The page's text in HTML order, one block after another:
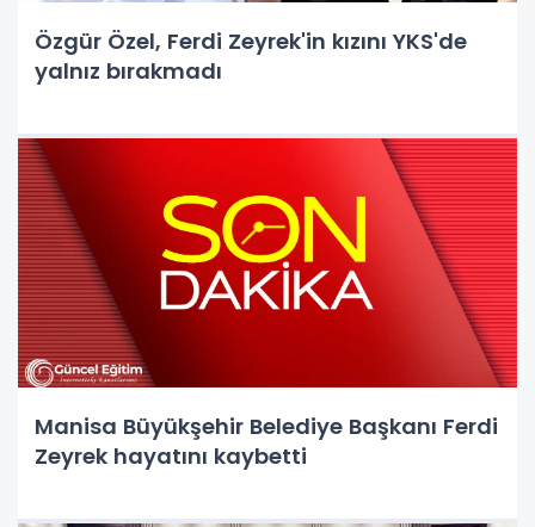
Özgür Özel, Ferdi Zeyrek'in kızını YKS'de
yalnız bırakmadı
Manisa Büyükşehir Belediye Başkanı Ferdi
Zeyrek hayatını kaybetti